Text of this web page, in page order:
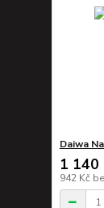
Daiwa
1 140
942 Kč